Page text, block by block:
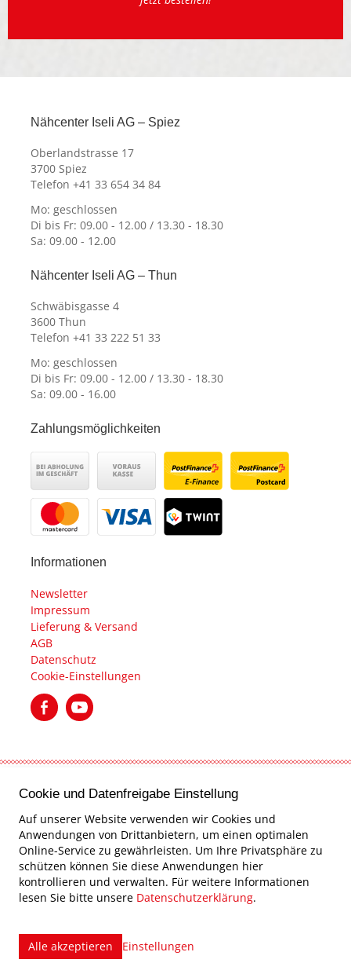
Nähcenter Iseli AG – Spiez
Oberlandstrasse 17
3700 Spiez
Telefon +41 33 654 34 84
Mo: geschlossen
Di bis Fr: 09.00 - 12.00 / 13.30 - 18.30
Sa: 09.00 - 12.00
Nähcenter Iseli AG – Thun
Schwäbisgasse 4
3600 Thun
Telefon +41 33 222 51 33
Mo: geschlossen
Di bis Fr: 09.00 - 12.00 / 13.30 - 18.30
Sa: 09.00 - 16.00
Zahlungsmöglichkeiten
Informationen
Newsletter
Impressum
Lieferung & Versand
AGB
Datenschutz
Cookie-Einstellungen
created by Internetgalerie AG
Cookie und Datenfreigabe Einstellung
Auf unserer Website verwenden wir Cookies und
Anwendungen von Drittanbietern, um einen optimalen
Online-Service zu gewährleisten. Um Ihre Privatsphäre zu
schützen können Sie diese Anwendungen hier
kontrollieren und verwalten. Für weitere Informationen
lesen Sie bitte unsere Datenschutzerklärung.
Alle akzeptieren Einstellungen